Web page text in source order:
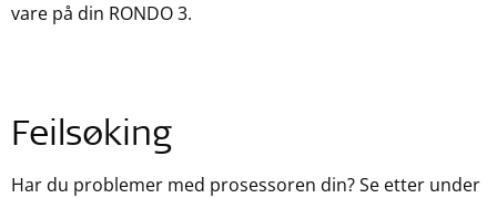
vare på din RONDO 3.
Feilsøking
Har du problemer med prosessoren din? Se etter under